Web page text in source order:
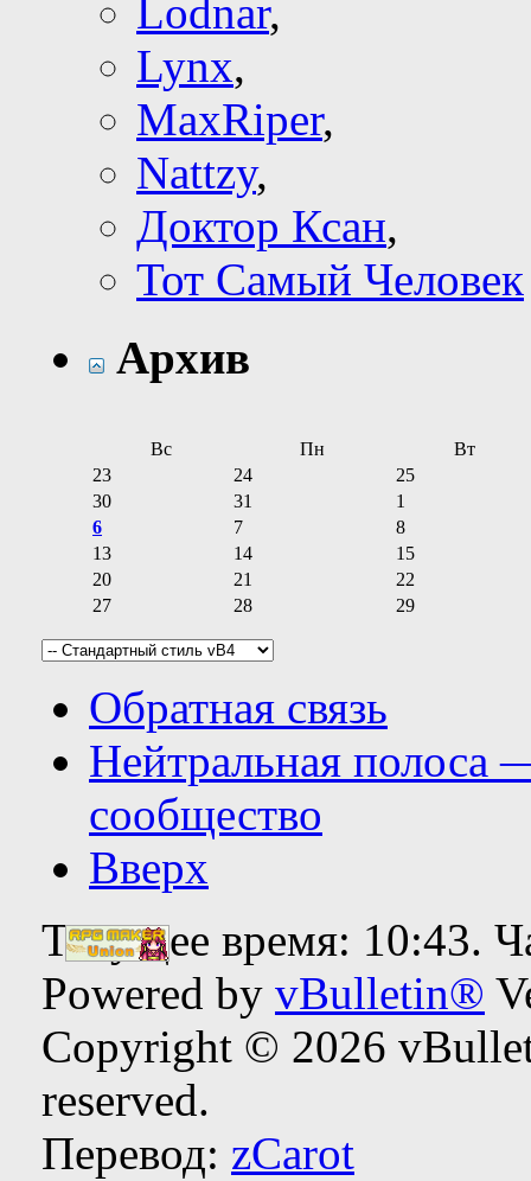
Lodnar,
Lynx,
MaxRiper,
Nattzy,
Доктор Ксан,
Тот Самый Человек
Архив
Вс Пн
Вт
23
24
25
30
31
1
6
7
8
13
14
15
20
21
22
27
28 29
Обратная связь
Нейтральная полоса
сообщество
Вверх
Текущее время: 10:43.
Powered by vBulletin®
Copyright © 2026
reserved.
Перевод: zCarot